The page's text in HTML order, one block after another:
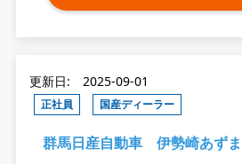
更新日: 2025-09-01
正社員 国産ディーラー
群馬日産自動車 伊勢崎あず